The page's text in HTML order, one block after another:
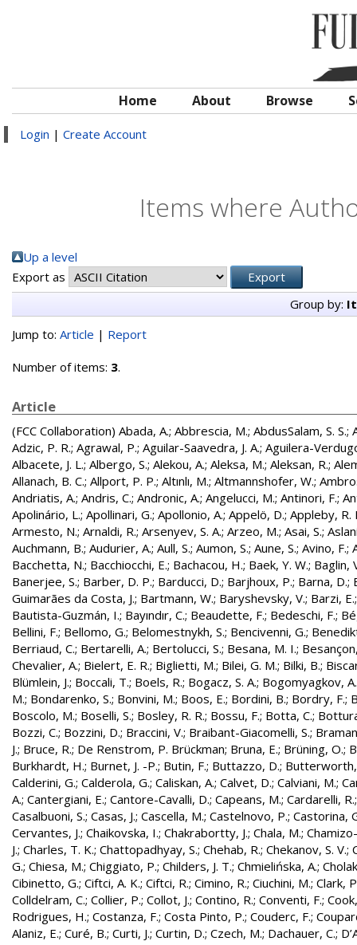
Home About Browse
Login | Create Account
Items where
Up a level
Export as
Group by:
Jump to: Article | Report
Number of items: 3.
Article
(FCC Collaboration) Abada, A.; Abbrescia, M.; AbdusSalam, S. S.;
Adzic, P. R.; Agrawal, P.; Aguilar-Saavedra, J. A.; Aguilera-
Albacete, J. L.; Albergo, S.; Alekou, A.; Aleksa, M.; Aleksan, R.;
Allanach, B. C.; Allport, P. P.; Altınlı, M.; Altmannshofer, W.;
Andriatis, A.; Andris, C.; Andronic, A.; Angelucci, M.; Antinori, F.;
Apolinário, L.; Apollinari, G.; Apollonio, A.; Appelö, D.; Appleby, R.
Armesto, N.; Arnaldi, R.; Arsenyev, S. A.; Arzeo, M.; Asai, S.;
Auchmann, B.; Audurier, A.; Aull, S.; Aumon, S.; Aune, S.; Avino, F.;
Bacchetta, N.; Bacchiocchi, E.; Bachacou, H.; Baek, Y. W.; Baglin,
Banerjee, S.; Barber, D. P.; Barducci, D.; Barjhoux, P.; Barna, D.;
Guimarães da Costa, J.; Bartmann, W.; Baryshevsky, V.; Barzi, E.
Bautista-Guzmán, I.; Bayındır, C.; Beaudette, F.; Bedeschi, F.;
Bellini, F.; Bellomo, G.; Belomestnykh, S.; Bencivenni, G.;
Berriaud, C.; Bertarelli, A.; Bertolucci, S.; Besana, M. I.;
Chevalier, A.; Bielert, E. R.; Biglietti, M.; Bilei, G. M.; Bilki, B.;
Blümlein, J.; Boccali, T.; Boels, R.; Bogacz, S. A.; Bogomyagkov, A.
M.; Bondarenko, S.; Bonvini, M.; Boos, E.; Bordini, B.; Bordry, F.;
Boscolo, M.; Boselli, S.; Bosley, R. R.; Bossu, F.; Botta, C.;
Bozzi, C.; Bozzini, D.; Braccini, V.; Braibant-Giacomelli, S.;
J.; Bruce, R.; De Renstrom, P. Brückman; Bruna, E.; Brüning, O.;
Burkhardt, H.; Burnet, J. -P.; Butin, F.; Buttazzo, D.;
Calderini, G.; Calderola, G.; Caliskan, A.; Calvet, D.; Calviani, M.;
A.; Cantergiani, E.; Cantore-Cavalli, D.; Capeans, M.; Cardarelli, R.
Casalbuoni, S.; Casas, J.; Cascella, M.; Castelnovo, P.; Castorina,
Cervantes, J.; Chaikovska, I.; Chakrabortty, J.; Chala, M.;
J.; Charles, T. K.; Chattopadhyay, S.; Chehab, R.; Chekanov, S. V.;
G.; Chiesa, M.; Chiggiato, P.; Childers, J. T.; Chmielińska, A.;
Cibinetto, G.; Ciftci, A. K.; Ciftci, R.; Cimino, R.; Ciuchini, M.; Clark,
Colldelram, C.; Collier, P.; Collot, J.; Contino, R.; Conventi, F.;
Rodrigues, H.; Costanza, F.; Costa Pinto, P.; Couderc, F.;
Alaniz, E.; Curé, B.; Curti, J.; Curtin, D.; Czech, M.; Dachauer, C.;